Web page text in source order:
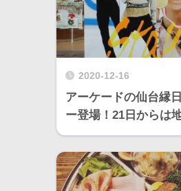
2020-12-16
アーケードの仙台縁
ー登場！21日からは